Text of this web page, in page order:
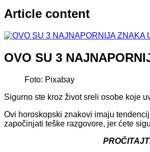
Article content
OVO SU 3
Foto: Pixabay
Sigurno ste kroz život sreli osobe koje
Ovi horoskopski znakovi imaju
započinjati teške razgovore, jer ćete